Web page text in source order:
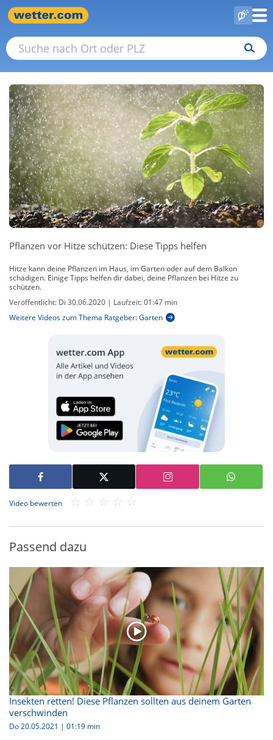
Pflanzen vor Hitze schützen: Diese Tipps helfen
Hitze kann deine Pflanzen im Haus, im Garten oder auf dem Balkon
schädigen. Einige Tipps helfen dir dabei, deine Pflanzen bei Hitze zu
schützen.
Veröffentlicht: Di 30.06.2020 | Laufzeit:01:47 min
Weitere Videos zum Thema Ratgeber: Garten
Video bewerten
Passend dazu
Insekten retten! Diese Pflanzen sollten aus deinem Garten
verschwinden
Do 20.05.2021 | 01:19 min